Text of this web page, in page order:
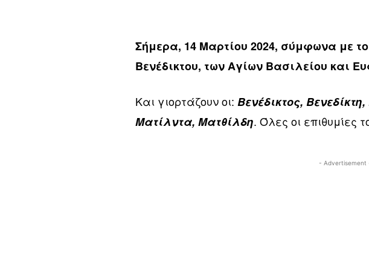
Σήμερα, 14 Μαρτίου 2024, σύμφωνα με
Βενέδικτου, των Αγίων Βασιλείου και
Και γιορτάζουν οι:Βενέδικτος,
Ματίλντα, Ματθίλδη. Όλες οι επιθυμίες
- Advertisement